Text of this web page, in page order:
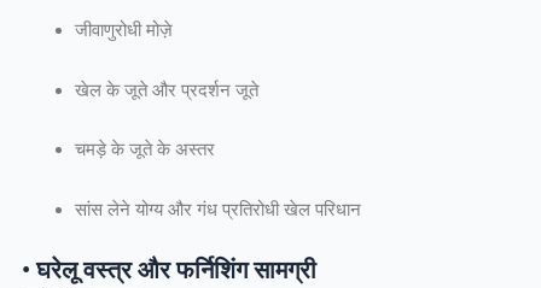
जीवाणुरोधी मोज़े
खेल के जूते और प्रदर्शन जूते
चमड़े के जूते के अस्तर
सांस लेने योग्य और गंध प्रतिरोधी खेल परिधान
• घरेलू वस्त्र और फर्निशिंग सामग्री